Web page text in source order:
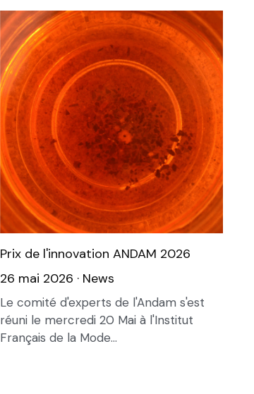
Prix de l'innovation ANDAM 2026
26 mai 2026 · News
Le comité d'experts de l'Andam s'est
réuni le mercredi 20 Mai à l'Institut
Français de la Mode...